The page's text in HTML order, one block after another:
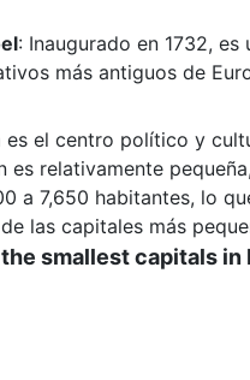
: Inaugurado en 1732, es
más antiguos de
es el centro político y
es relativamente
a 7,650 habitantes, lo
las capitales más
smallest capitals in